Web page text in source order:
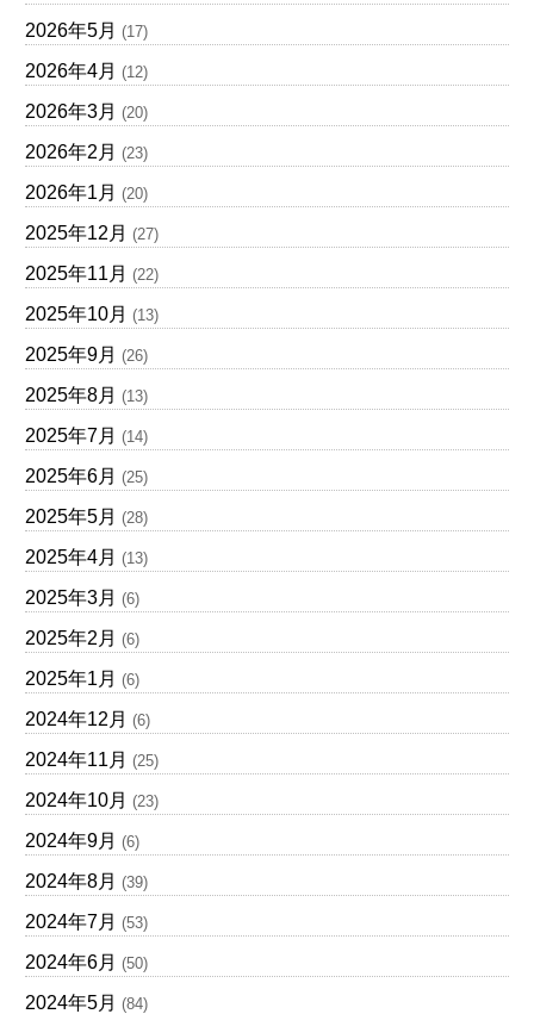
2026年5月 (17)
2026年4月 (12)
2026年3月 (20)
2026年2月 (23)
2026年1月 (20)
2025年12月 (27)
2025年11月 (22)
2025年10月 (13)
2025年9月 (26)
2025年8月 (13)
2025年7月 (14)
2025年6月 (25)
2025年5月 (28)
2025年4月 (13)
2025年3月 (6)
2025年2月 (6)
2025年1月 (6)
2024年12月 (6)
2024年11月 (25)
2024年10月 (23)
2024年9月 (6)
2024年8月 (39)
2024年7月 (53)
2024年6月 (50)
2024年5月 (84)